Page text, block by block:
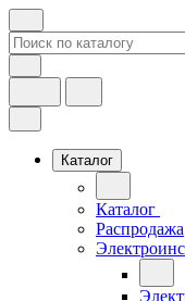
Каталог
Каталог
Распродажа